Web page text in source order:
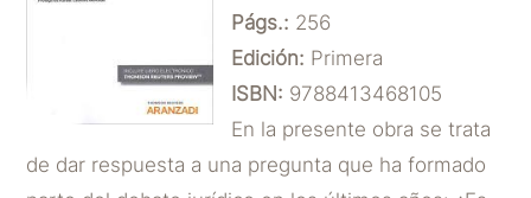
Págs.: 256
Edición: Primera
ISBN: 9788413468105
En la presente obra se trata
de dar respuesta a una pregunta que ha formado